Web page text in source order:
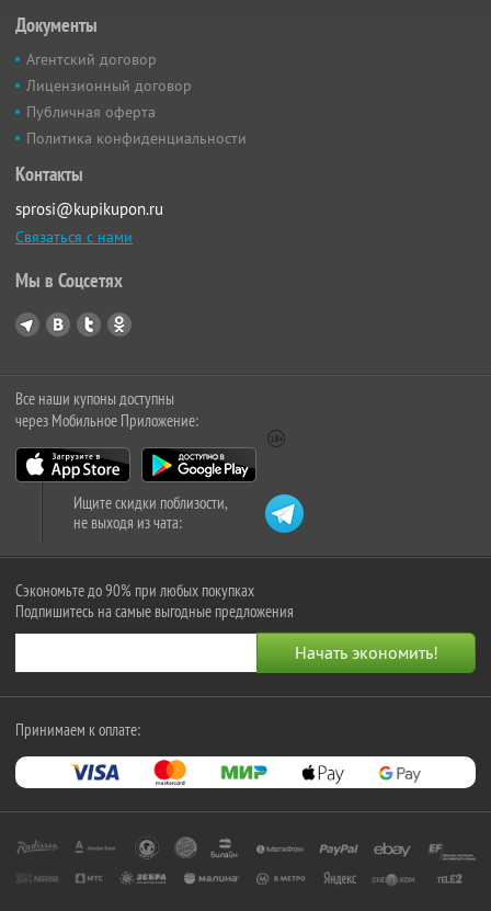
Документы
Агентский договор
Лицензионный договор
Публичная оферта
Политика конфиденциальности
Контакты
sprosi@kupikupon.ru
Связаться с нами
Мы в Соцсетях
Все наши купоны доступны
через Мобильное Приложение:
Ищите скидки поблизости,
не выходя из чата:
Сэкономьте до 90% при любых покупках
Подпишитесь на самые выгодные предложения
Принимаем к оплате: